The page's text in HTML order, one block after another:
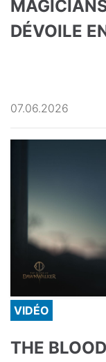
DÉVOILE
07.06.2026
VIDÉO
THE